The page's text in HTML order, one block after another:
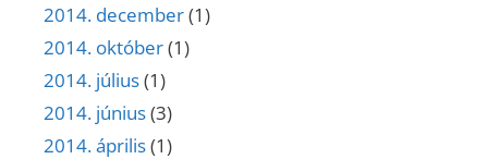
2014. december(1)
2014. október(1)
2014. július(1)
2014. június(3)
2014. április(1)